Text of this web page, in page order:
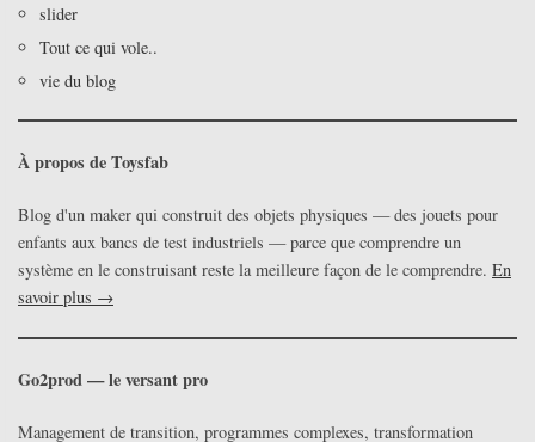
slider
Tout ce qui vole..
vie du blog
À propos de Toysfab
Blog d'un maker qui construit des objets physiques — des jouets pour
enfants aux bancs de test industriels — parce que comprendre un
système en le construisant reste la meilleure façon de le comprendre. En
savoir plus →
Go2prod — le versant pro
Management de transition, programmes complexes, transformation